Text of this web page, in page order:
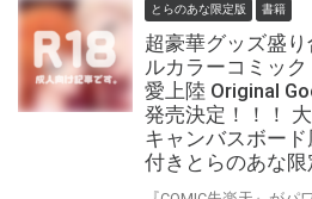
とらのあな限定版 書籍
超豪華グッズ盛
ルカラーコミッ
愛上陸 Original
発売決定！！！
キャンバスボード
付きとらのあな限